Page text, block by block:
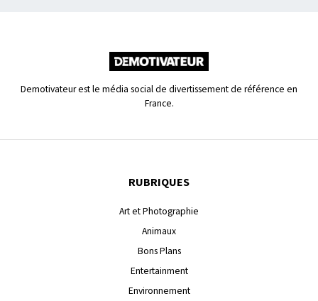
Demotivateur est le média social de divertissement de référence en
France.
RUBRIQUES
Art et Photographie
Animaux
Bons Plans
Entertainment
Environnement